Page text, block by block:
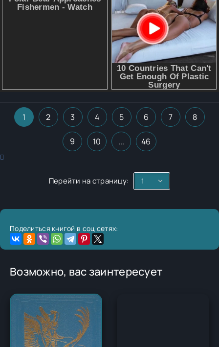
1 2 3 4 5 6 7 8
9 10 ... 46
Перейти на страницу:
Поделиться книгой в соц сетях:
Возможно, вас заинтересует